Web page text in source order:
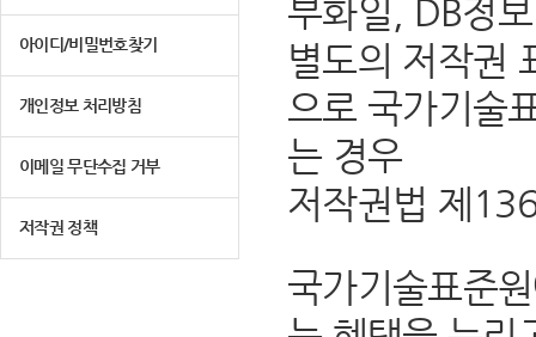
아이디/비밀번호찾기
개인정보 처리방침
이메일 무단수집 거부
저작권 정책
부화일, DB정
별도의 저작권
으로 국가기술
는 경우
저작권법 제
국가기술표준